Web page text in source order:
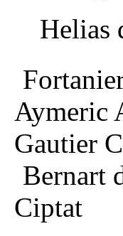
Helias
Aymeric
Gautier
Bernart
Ciptat